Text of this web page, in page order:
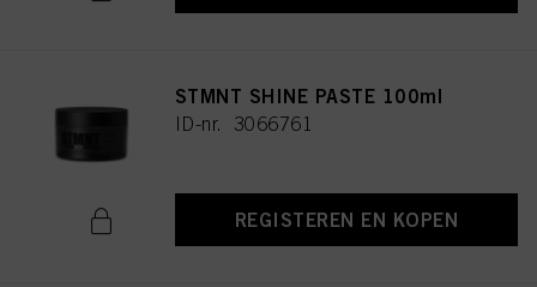
STMNT SHINE PASTE 100ml
ID-nr. 3066761
REGISTEREN EN KOPEN